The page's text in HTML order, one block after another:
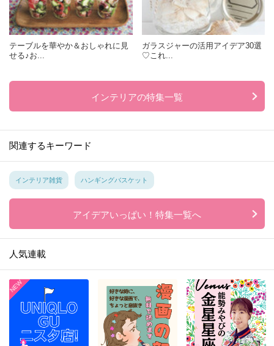
テーブルを華やか＆おしゃれに見
せる♪お...
ガラスジャーの活用アイデア30選
♡これ...
インテリアの特集一覧
関連するキーワード
インテリア雑貨 ハンギングバスケット
アイデアいっぱい！特集一覧へ
人気連載